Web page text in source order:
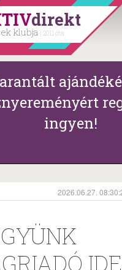
direkt
klubja | 2011 óta
ingyen!
2026.06.27.